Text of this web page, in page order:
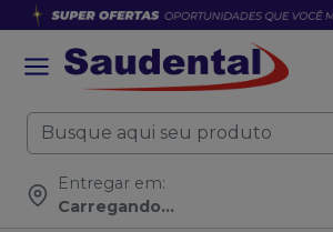
Entregar em:
Carregando...